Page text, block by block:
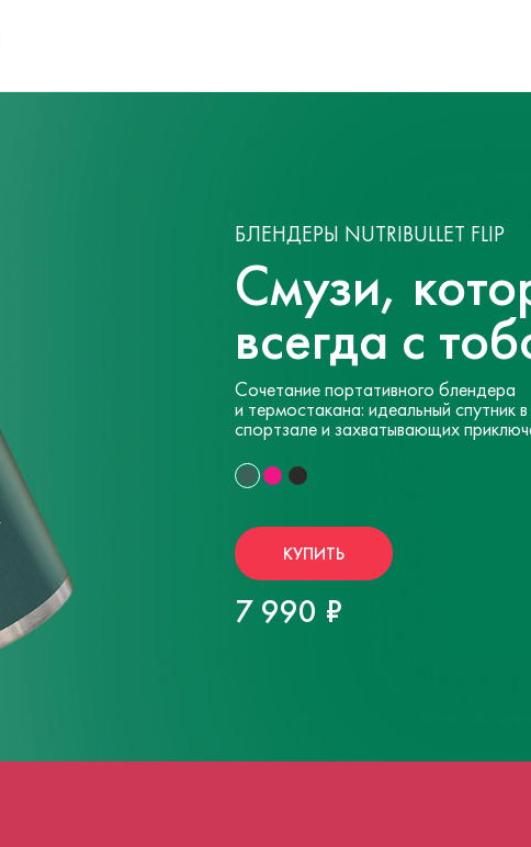
БЛЕНДЕРЫ NUTRIBULLET FLIP
Смузи,
всегда с
Сочетание портативного блендера
и термостакана: идеальный спутник
спортзале и захватывающих
КУПИТЬ
7 990 ₽